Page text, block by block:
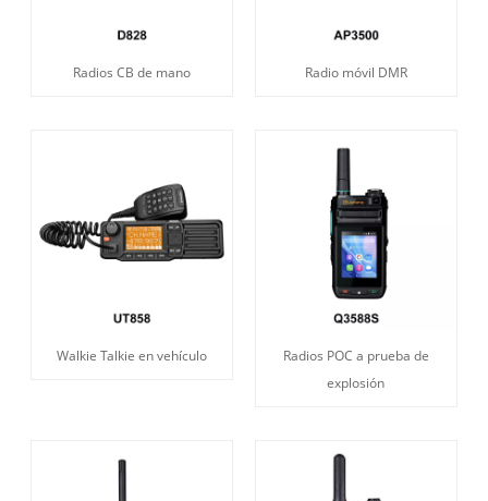
Radios CB de mano Radio móvil DMR
Walkie Talkie en vehículo
Radios POC a prueba de
explosión